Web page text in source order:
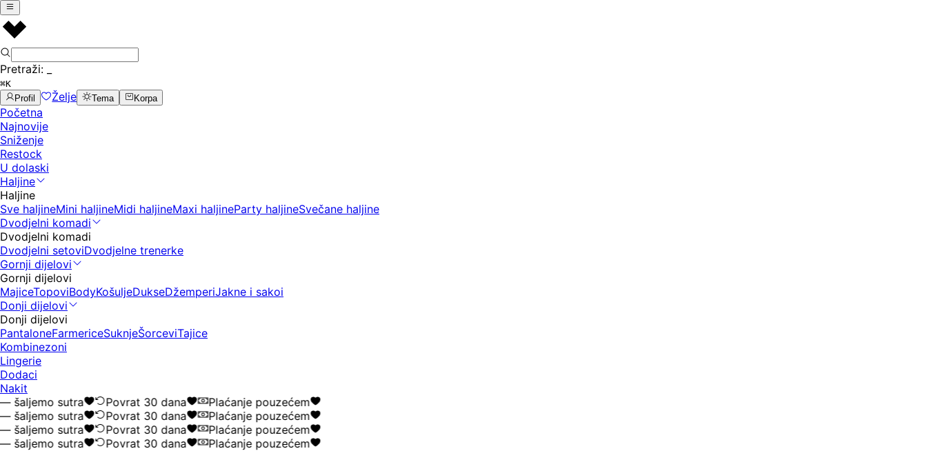
Pretraži:
⌘K
Profil
Želje Tema Korpa
Početna
Najnovije
Sniženje
Restock
U dolaski
Haljine
Haljine
Sve haljineMini haljineMidi haljineMaxi haljineParty haljineSvečane haljine
Dvodjelni komadi
Dvodjelni komadi
Dvodjelni setoviDvodjelne trenerke
Gornji dijelovi
Gornji dijelovi
MajiceTopoviBodyKošuljeDukseDžemperiJakne i sakoi
Donji dijelovi
Donji dijelovi
PantaloneFarmericeSuknjeŠorceviTajice
Kombinezoni
Lingerie
Dodaci
Nakit
sutra
Povrat 30 dana
Plaćanje pouzećem
sutra
Povrat 30 dana
Plaćanje pouzećem
sutra
Povrat 30 dana
Plaćanje pouzećem
sutra
Povrat 30 dana
Plaćanje pouzećem